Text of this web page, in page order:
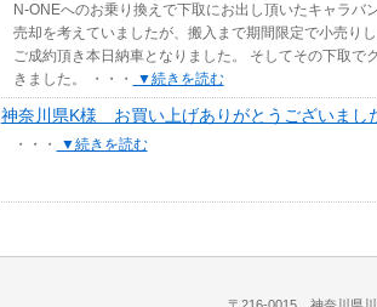
N-ONEへのお乗り換えで下取にお出し頂いたキャラバ
売却を考えていましたが、搬入まで期間限定で小売り
ご成約頂き本日納車となりました。 そしてその下取で
きました。 ・・・
▼続きを読む
神奈川県K様 お買い上げありがとうございまし
・・・ ▼続きを読む